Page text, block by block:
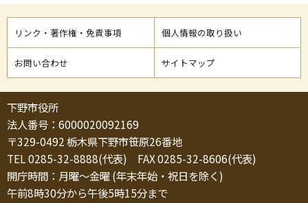
リンク・著作権・免責事項 個人情報の取り扱い
お問い合わせ サイトマップ
下野市役所
法人番号：6000020092169
〒329-0492 栃木県下野市笹原26番地
TEL 0285-32-8888(代表) FAX 0285-32-8606(代表)
開庁時間：月曜～金曜 (年末年始・祝日を除く)
午前8時30分から午後5時15分まで